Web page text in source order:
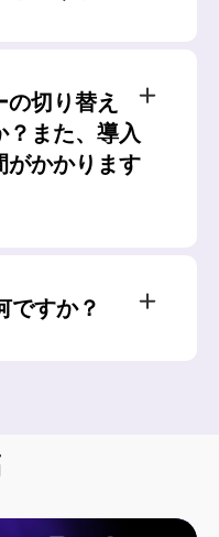
切り替え
？また、導入
がかかります
すか？